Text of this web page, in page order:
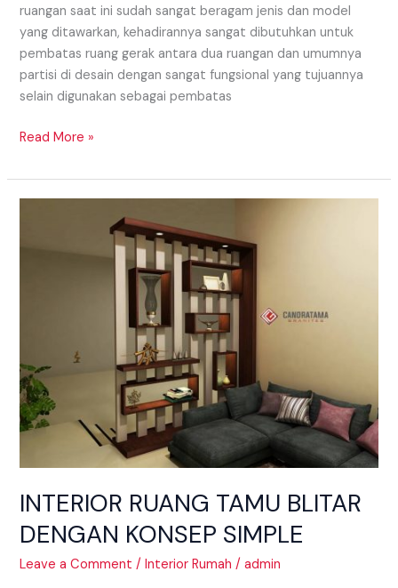
ruangan saat ini sudah sangat beragam jenis dan model
yang ditawarkan, kehadirannya sangat dibutuhkan untuk
pembatas ruang gerak antara dua ruangan dan umumnya
partisi di desain dengan sangat fungsional yang tujuannya
selain digunakan sebagai pembatas
Read More »
INTERIOR RUANG TAMU BLITAR
DENGAN KONSEP SIMPLE
Leave a Comment /Interior Rumah /admin